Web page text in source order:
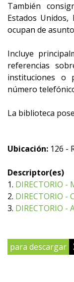
También
Estados
ocupan de
Incluye
referencias
instituciones o
número
La biblioteca
Ubicación: 126 -
Descriptor(es)
1. DIRECTORIO -
2. DIRECTORIO -
3. DIRECTORIO -
para descargar